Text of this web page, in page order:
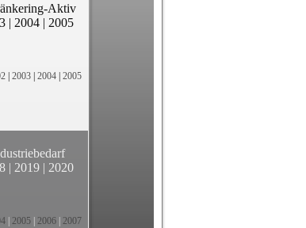
Aktiv
| 2004 | 2005
| 2003 | 2004 | 2005
| 2019 | 2020
2005 2006 2007